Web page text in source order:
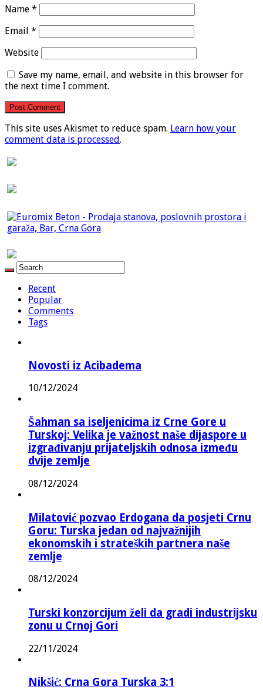
Name *
Email *
Website
Save my name, email, and website in this browser for
the next time I comment.
This site uses Akismet to reduce spam. Learn how your
comment data is processed.
Recent
Popular
Comments
Tags
Novosti iz Acibadema
10/12/2024
Šahman sa iseljenicima iz Crne Gore u
Turskoj: Velika je važnost naše dijaspore u
izgrađivanju prijateljskih odnosa između
dvije zemlje
08/12/2024
Milatović pozvao Erdogana da posjeti Crnu
Goru: Turska jedan od najvažnijih
ekonomskih i strateških partnera naše
zemlje
08/12/2024
Turski konzorcijum želi da gradi industrijsku
zonu u Crnoj Gori
22/11/2024
Nikšić: Crna Gora Turska 3:1